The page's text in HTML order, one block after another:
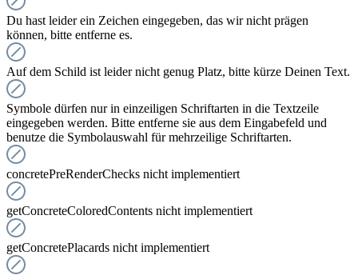
Du hast leider ein Zeichen eingegeben, das wir nicht prägen
können, bitte entferne es.
Auf dem Schild ist leider nicht genug Platz, bitte kürze Deinen Text.
Symbole dürfen nur in einzeiligen Schriftarten in die Textzeile
eingegeben werden. Bitte entferne sie aus dem Eingabefeld und
benutze die Symbolauswahl für mehrzeilige Schriftarten.
concretePreRenderChecks nicht implementiert
getConcreteColoredContents nicht implementiert
getConcretePlacards nicht implementiert